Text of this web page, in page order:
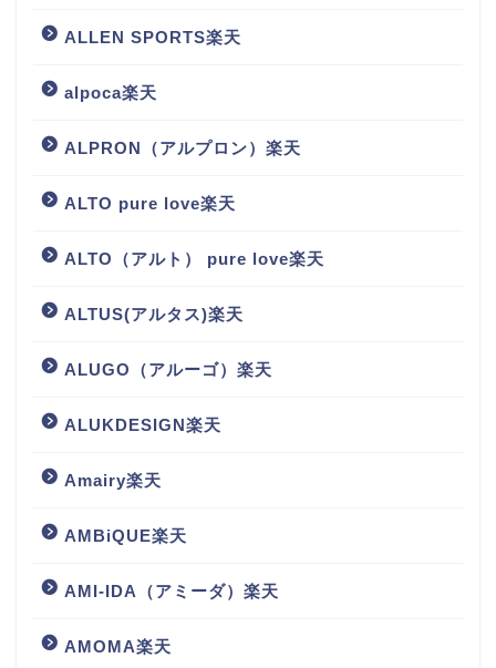
ALLEN SPORTS楽天
alpoca楽天
ALPRON（アルプロン）楽天
ALTO pure love楽天
ALTO（アルト） pure love楽天
ALTUS(アルタス)楽天
ALUGO（アルーゴ）楽天
ALUKDESIGN楽天
Amairy楽天
AMBiQUE楽天
AMI-IDA（アミーダ）楽天
AMOMA楽天